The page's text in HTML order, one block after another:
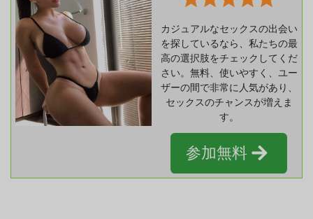
カジュアルなセックスの出会い
を探しているなら、私たちの最
高の選択肢をチェックしてくだ
さい。無料、使いやすく、ユー
ザーの間で非常に人気があり、
セックスのチャンスが増えま
す。
参加無料